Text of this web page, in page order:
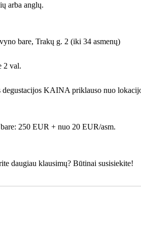
arba anglų.
bare, Trakų g. 2 (iki 34 asmenų)
2 val.
degustacijos KAINA priklauso nuo
250 EUR + nuo 20 EUR/asm.